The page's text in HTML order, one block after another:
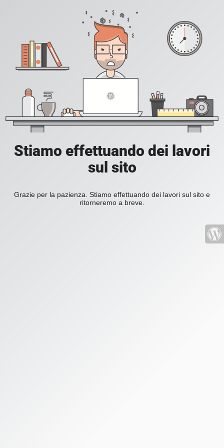
Stiamo effettuando dei lavori
sul sito
Grazie per la pazienza. Stiamo effettuando dei lavori sul sito e
ritorneremo a breve.